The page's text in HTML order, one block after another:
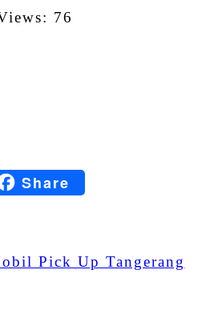
76
Share
Share
Pick Up Tangerang